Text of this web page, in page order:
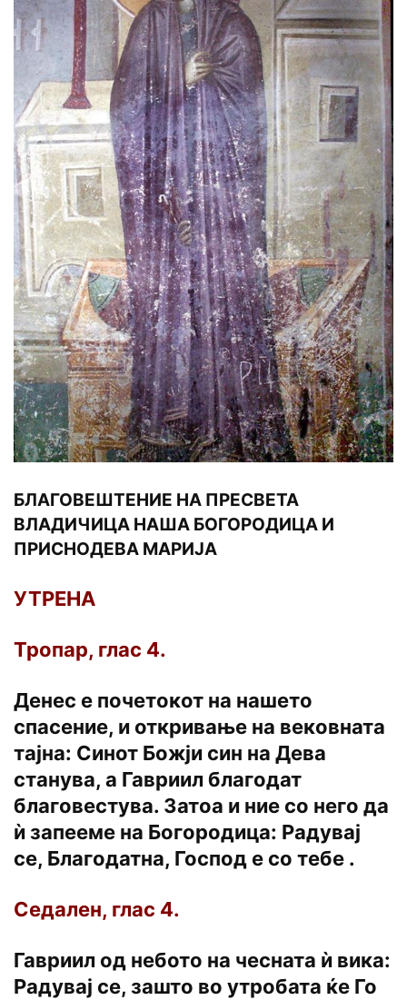
БЛАГОВЕШТЕНИЕ НА ПРЕСВЕТА
ВЛАДИЧИЦА НАША БОГОРОДИЦА И
ПРИСНОДЕВА МАРИЈА
УТРЕНА
Тропар, глас 4.
Денес е почетокот на нашето
спасение, и откривање на вековната
тајна: Синот Божји син на Дева
станува, а Гавриил благодат
благовестува. Затоа и ние со него да
ѝ запееме на Богородица: Радувај
се, Благодатна, Господ е со тебе .
Седален, глас 4.
Гавриил од небото на чесната ѝ вика:
Радувај се, зашто во утробата ќе Го